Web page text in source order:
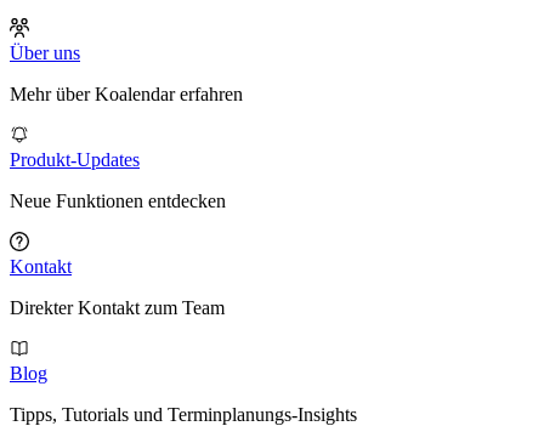
Über uns
Mehr über Koalendar erfahren
Produkt-Updates
Neue Funktionen entdecken
Kontakt
Direkter Kontakt zum Team
Blog
Tipps, Tutorials und Terminplanungs-Insights